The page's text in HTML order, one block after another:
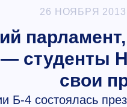
26 НОЯБРЯ
—
свои
Б-4 состоялась